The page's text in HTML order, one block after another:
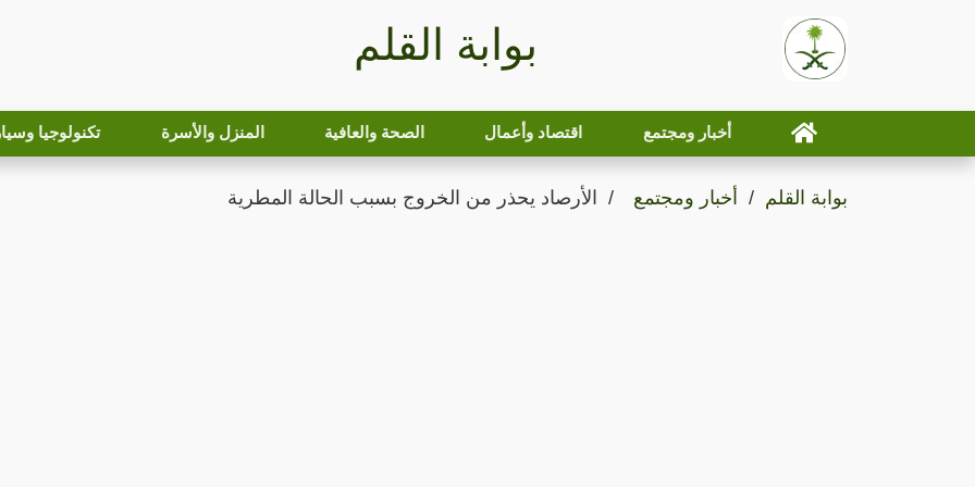
بوابة القلم
أخبار ومجتمع اقتصاد وأعمال الصحة والعافية المنزل والأسرة تكنولوجيا
بوابة القلم أخبار ومجتمع الأرصاد يحذر من الخروج بسبب الحالة المطرية